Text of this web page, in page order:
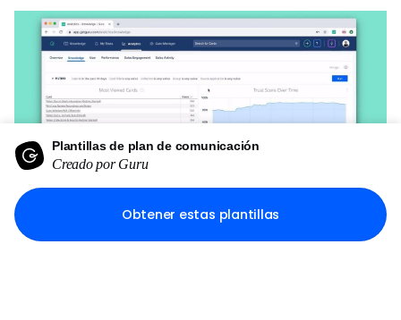
¿Quieres saber si tus empleados han leído una pieza
Plantillas de plan de comunicación
Creado por Guru
Obtener estas plantillas